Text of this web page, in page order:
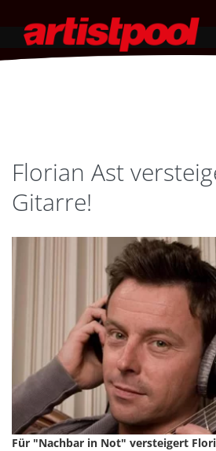
Florian Ast
Gitarre!
Für "Nachbar in Not" versteigert